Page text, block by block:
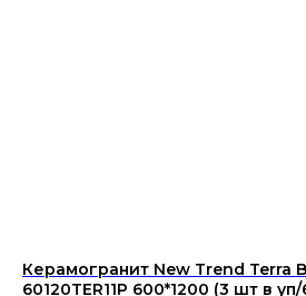
Керамогранит New Trend Terra
60120TER11P 600*1200 (3 шт в